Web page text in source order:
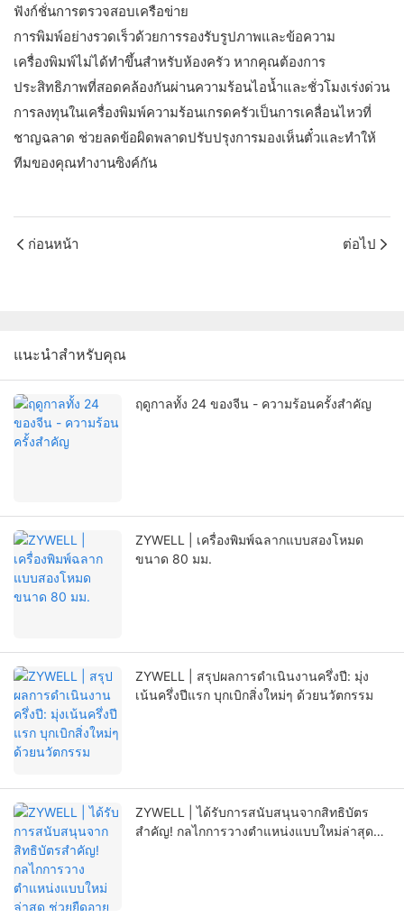
ฟังก์ชั่นการตรวจสอบเครือข่าย
การพิมพ์อย่างรวดเร็วด้วยการรองรับรูปภาพและข้อความ
เครื่องพิมพ์ไม่ได้ทำขึ้นสำหรับห้องครัว หากคุณต้องการ
ประสิทธิภาพที่สอดคล้องกันผ่านความร้อนไอน้ำและชั่วโมงเร่งด่วน
การลงทุนในเครื่องพิมพ์ความร้อนเกรดครัวเป็นการเคลื่อนไหวที่
ชาญฉลาด ช่วยลดข้อผิดพลาดปรับปรุงการมองเห็นตั๋วและทำให้
ทีมของคุณทำงานซิงค์กัน
ก่อนหน้า ต่อไป
แนะนำสำหรับคุณ
ฤดูกาลทั้ง 24 ของจีน - ความร้อนครั้งสำคัญ
ZYWELL | เครื่องพิมพ์ฉลากแบบสองโหมด
ขนาด 80 มม.
ZYWELL | สรุปผลการดำเนินงานครึ่งปี: มุ่ง
เน้นครึ่งปีแรก บุกเบิกสิ่งใหม่ๆ ด้วยนวัตกรรม
ZYWELL | ได้รับการสนับสนุนจากสิทธิบัตร
สำคัญ! กลไกการวางตำแหน่งแบบใหม่ล่าสุด